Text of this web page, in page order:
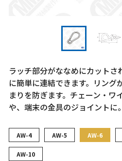
ラッチ部分がななめにカットさ
に簡単に連結できます。リング
まりを防ぎます。チェーン・ワ
や、端末の金具のジョイントに。
AW-4 AW-5 AW-6
AW-10